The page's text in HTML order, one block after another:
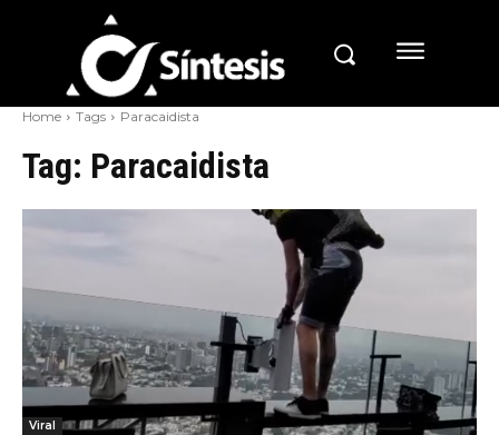
Home Tags Paracaidista
Tag: Paracaidista
Viral